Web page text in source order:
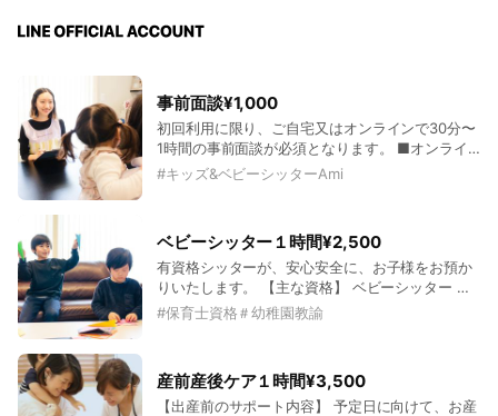
事前面談¥1,000
初回利用に限り、ご自宅又はオンラインで30分〜
1時間の事前面談が必須となります。 ■オンライ
ン 時間：約30分 方法：zoom 料金：1,000円 ■お
す。
#キッズ&ベビーシッターAmi
ベビーシッター１時間¥2,500
有資格シッターが、安心安全に、お子様をお預か
りいたします。 【主な資格】 ベビーシッター 保
育士資格 幼稚園教諭 子育て支援員
#保育士資格＃幼稚園教諭
産前産後ケア１時間¥3,500
【出産前のサポート内容】 予定日に向けて、お産